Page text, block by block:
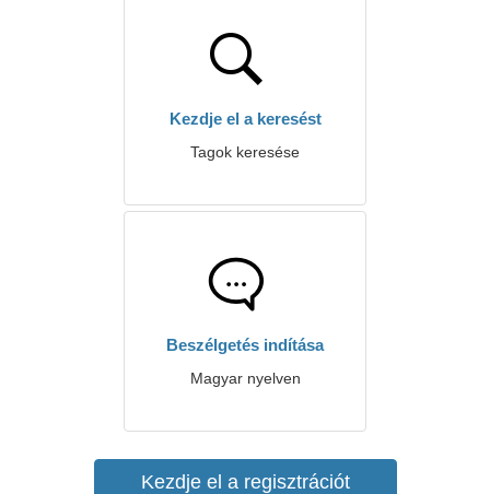
Kezdje el a keresést
Tagok keresése
Beszélgetés indítása
Magyar nyelven
Kezdje el a regisztrációt